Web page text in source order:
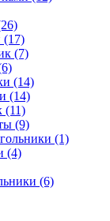
(17)
(7)
(14)
(14)
(11)
(9)
(1)
(4)
(6)